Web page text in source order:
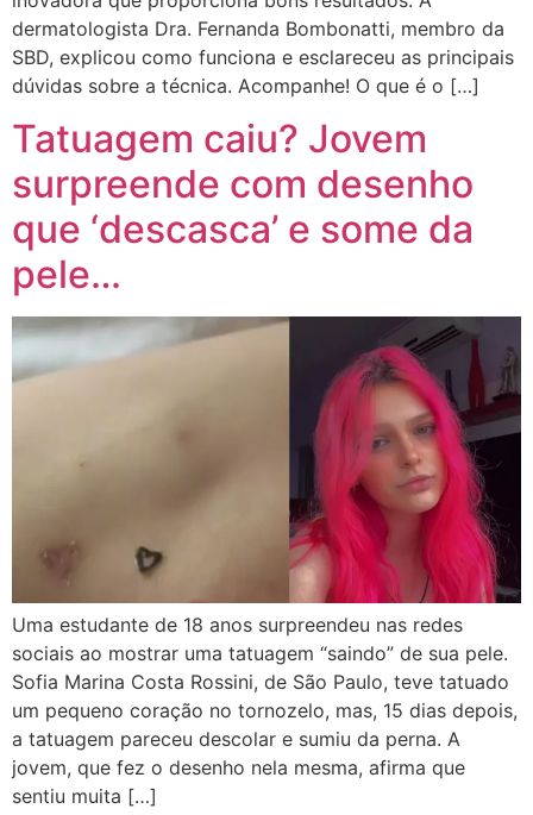
dermatologista Dra. Fernanda Bombonatti, membro da
SBD, explicou como funciona e esclareceu as principais
dúvidas sobre a técnica. Acompanhe! O que é o […]
Tatuagem caiu? Jovem
surpreende com desenho
que ‘descasca’ e some da
pele…
Uma estudante de 18 anos surpreendeu nas redes
sociais ao mostrar uma tatuagem “saindo” de sua pele.
Sofia Marina Costa Rossini, de São Paulo, teve tatuado
um pequeno coração no tornozelo, mas, 15 dias depois,
a tatuagem pareceu descolar e sumiu da perna. A
jovem, que fez o desenho nela mesma, afirma que
sentiu muita […]